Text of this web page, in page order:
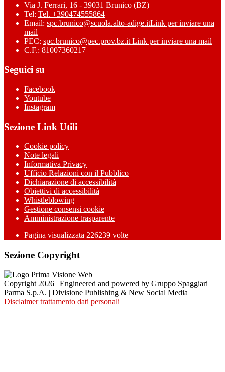
Via J. Ferrari, 16 - 39031 Brunico (BZ)
Tel: Tel. +390474555864
Email: spc.brunico@scuola.alto-adige.itLink per inviare una
mail
PEC: spc.brunico@pec.prov.bz.itLink per inviare una mail
C.F.: 81007360217
Seguici su
Facebook
Youtube
Instagram
Sezione Link Utili
Cookie policy
Note legali
Informativa Privacy
Ufficio Relazioni con il Pubblico
Dichiarazione di accessibilità
Obiettivi di accessibilità
Whistleblowing
Gestione consensi cookie
Amministrazione trasparente
Pagina visualizzata 226239 volte
Sezione Copyright
Copyright 2026 | Engineered and powered by Gruppo Spaggiari
Parma S.p.A. | Divisione Publishing & New Social Media
Disclaimer trattamento dati personali